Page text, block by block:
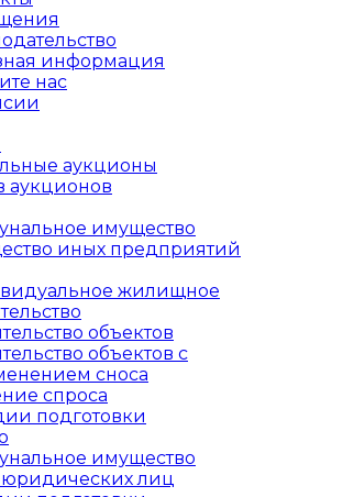
информация
нас
аукционы
аукционов
имущество
иных предприятий
жилищное
объектов
объектов с
сноса
спроса
подготовки
имущество
лиц